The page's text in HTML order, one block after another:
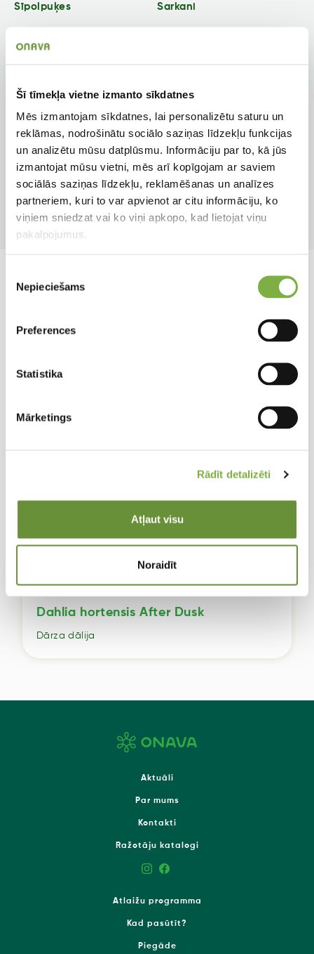
Šī tīmekļa vietne izmanto sīkdatnes
Mēs izmantojam sīkdatnes, lai personalizētu saturu un
reklāmas, nodrošinātu sociālo saziņas līdzekļu funkcijas
un analizētu mūsu datplūsmu. Informāciju par to, kā jūs
izmantojat mūsu vietni, mēs arī kopīgojam ar saviem
sociālās saziņas līdzekļu, reklamēšanas un analīzes
partneriem, kuri to var apvienot ar citu informāciju, ko
viņiem sniedzat vai ko viņi apkopo, kad lietojat viņu
pakalpojumus.
izvēle
Nepieciešams
Preferences
Statistika
Mārketings
Rādīt detalizēti
Atļaut visu
Noraidīt
Sīpolpuķes
Sarkani
Dekoratīvais lapojums
Augstums
70 cm
Auga tips
Gumpuķe
Apgaismojums
Saulainām vietām
Ziedēšanas mēneši
Jūl, Aug, Sep, Okt
Produkta tips
Sīpolpuķe
Līdzīgi produkti
Dahlia hortensis After Dusk
Dārza dālija
Aktuāli
Par mums
Kontakti
Ražotāju katalogi
Atlaižu programma
Kad pasūtīt?
Piegāde